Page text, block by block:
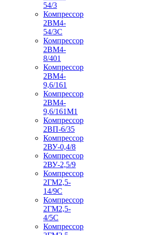
54/3
Компрессор
2ВМ4-
54/3С
Компрессор
2ВМ4-
8/401
Компрессор
2ВМ4-
9,6/161
Компрессор
2ВМ4-
9,6/161М1
Компрессор
2ВП-6/35
Компрессор
2ВУ-0,4/8
Компрессор
2ВУ-2,5/9
Компрессор
2ГМ2,5-
14/9С
Компрессор
2ГМ2,5-
4/5С
Компрессор